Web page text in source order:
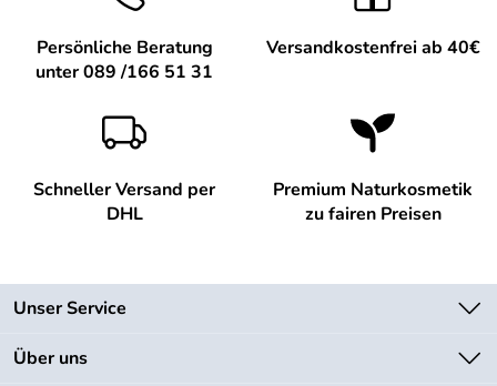
Persönliche Beratung
unter 089 /166 51 31
Versandkostenfrei ab 40€
Schneller Versand per
DHL
Premium Naturkosmetik
zu fairen Preisen
Unser Service
Kontakt
Über uns